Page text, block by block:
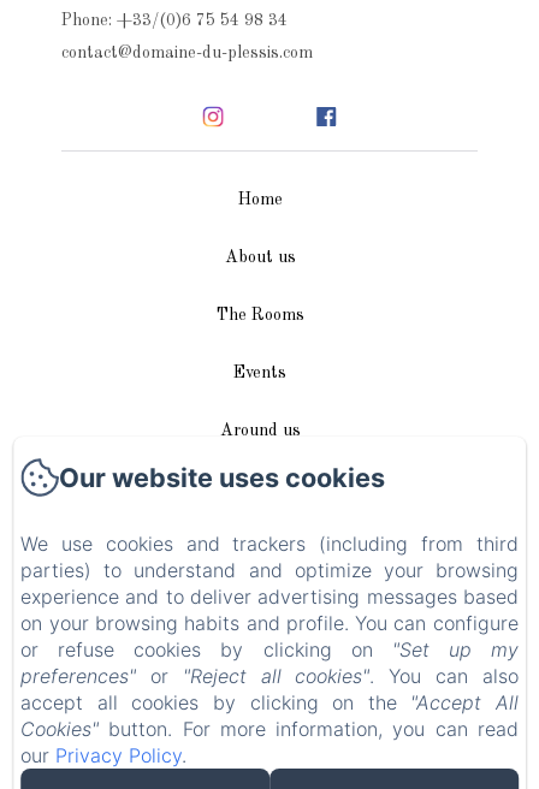
Phone: +33/(0)6 75 54 98 34
contact@domaine-du-plessis.com
Home
About us
The Rooms
Events
Around us
Access / Contact
Plan du site
Blog
Legal notice
EN FR DE
Our website uses cookies
We use cookies and trackers (including from third
parties) to understand and optimize your browsing
experience and to deliver advertising messages based
on your browsing habits and profile. You can configure
or refuse cookies by clicking on
"Set up my
preferences" or "Reject all cookies". You can also
accept all cookies by clicking on the "Accept All
Cookies" button. For more information, you can read
our Privacy Policy.